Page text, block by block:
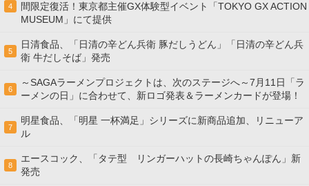
4
間限定復活！東京都主催GX体験型イベント「TOKYO GX ACTION
MUSEUM」にて提供
5
日清食品、「日清の辛どん兵衛 豚だしうどん」「日清の辛どん兵
衛 牛だしそば」発売
6
～SAGAラーメンプロジェクトは、次のステージへ～7月11日「ラ
ーメンの日」に合わせて、新ロゴ発表＆ラーメンカードが登場！
7
明星食品、「明星 一杯満足」シリーズに新商品追加、リニューア
ル
8
エースコック、「タテ型 リンガーハットの長崎ちゃんぽん」新
発売